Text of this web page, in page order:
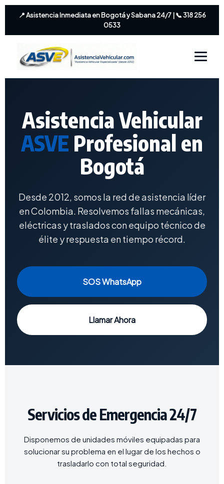
📍 Asistencia Inmediata en Bogotá y Sabana 24/7 | 📞 318 256
0533
Asistencia Vehicular
ASVE Profesional en
Bogotá
Desde 2012, somos la red de asistencia líder
en Colombia. Resolvemos fallas mecánicas,
eléctricas y traslados con equipo técnico de
élite y respuesta en tiempo récord.
SOS WhatsApp
Llamar Ahora
Servicios de Emergencia 24/7
Disponemos de unidades móviles equipadas para
solucionar su problema en el lugar de los hechos o
trasladarlo con total seguridad.